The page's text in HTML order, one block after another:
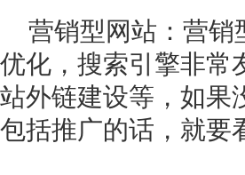
营销型网站：营销
优化，搜索引擎非常
站外链建设等，如果
包括推广的话，就要